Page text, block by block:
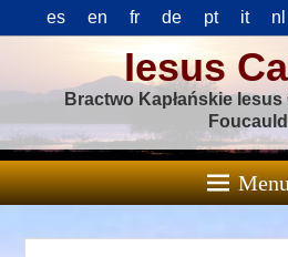
es en fr de pt it nl
Iesus
Bractwo Kapłańskie
Foucauld